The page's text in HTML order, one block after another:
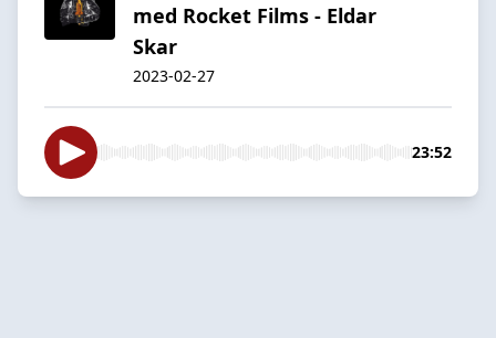
med Rocket Films - Eldar
Skar
2023-02-27
23:52